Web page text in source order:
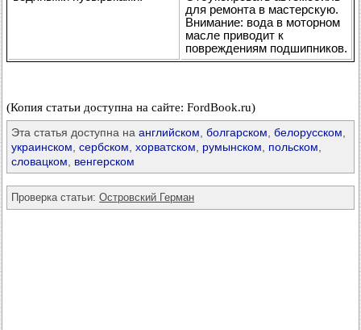
для ремонта в мастерскую.
Внимание: вода в моторном
масле приводит к
повреждениям подшипников.
(Копия статьи доступна на сайте: FordBook.ru)
Эта статья доступна на английском болгарском белорусском
украинском сербском хорватском румынском польском
словацком
венгерском
Проверка статьи: Островский Герман